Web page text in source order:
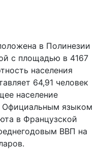
в Полинезии
с площадью в 4167
населения
64,91 человек
население
Официальным языком
в Французской
ВВП на